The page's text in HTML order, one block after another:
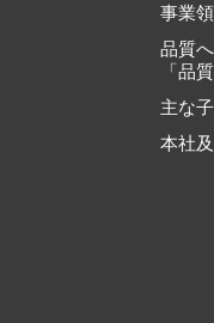
事業
品質
「品
主な
本社